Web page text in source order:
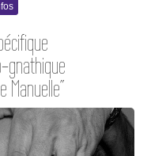
gnathique
Manuelle"